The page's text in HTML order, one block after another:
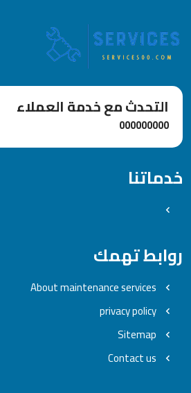
التحدث مع خدمة العملاء
000000000
خدماتنا
روابط تهمك